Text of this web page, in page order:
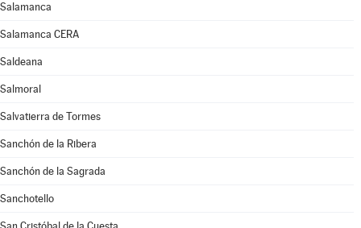
Salamanca
Salamanca CERA
Saldeana
Salmoral
Salvatierra de Tormes
Sanchón de la Ribera
Sanchón de la Sagrada
Sanchotello